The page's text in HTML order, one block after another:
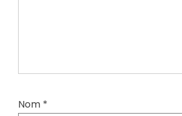
Nom *